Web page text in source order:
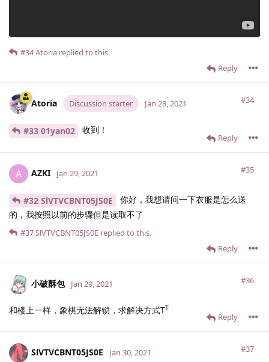
Reply
#34Atoria replied to this.
Atoria Discussion starter #34
Jan 28, 2021
#33 01yan02 收到！
Reply
A AZKI #35
Jan 29, 2021
#32 SlVTVCBNT05JS0E
你好，我想请问一下衣服是怎么送
的，我按照以前的步骤但是读取不了
Reply
#37SlVTVCBNT05JS0E replied to this.
小破酥包 #36
Jan 29, 2021
和楼上一样，象棋无法解锁，求解决方式TT
Reply
SlVTVCBNT05JS0E #37
Jan 30, 2021